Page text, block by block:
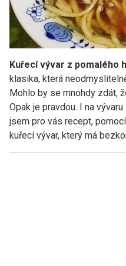
Kuřecí vývar z pomalého
klasika, která
Mohlo by se mnohdy zdát,
Opak je pravdou. I na
jsem pro vás recept,
kuřecí vývar, který má